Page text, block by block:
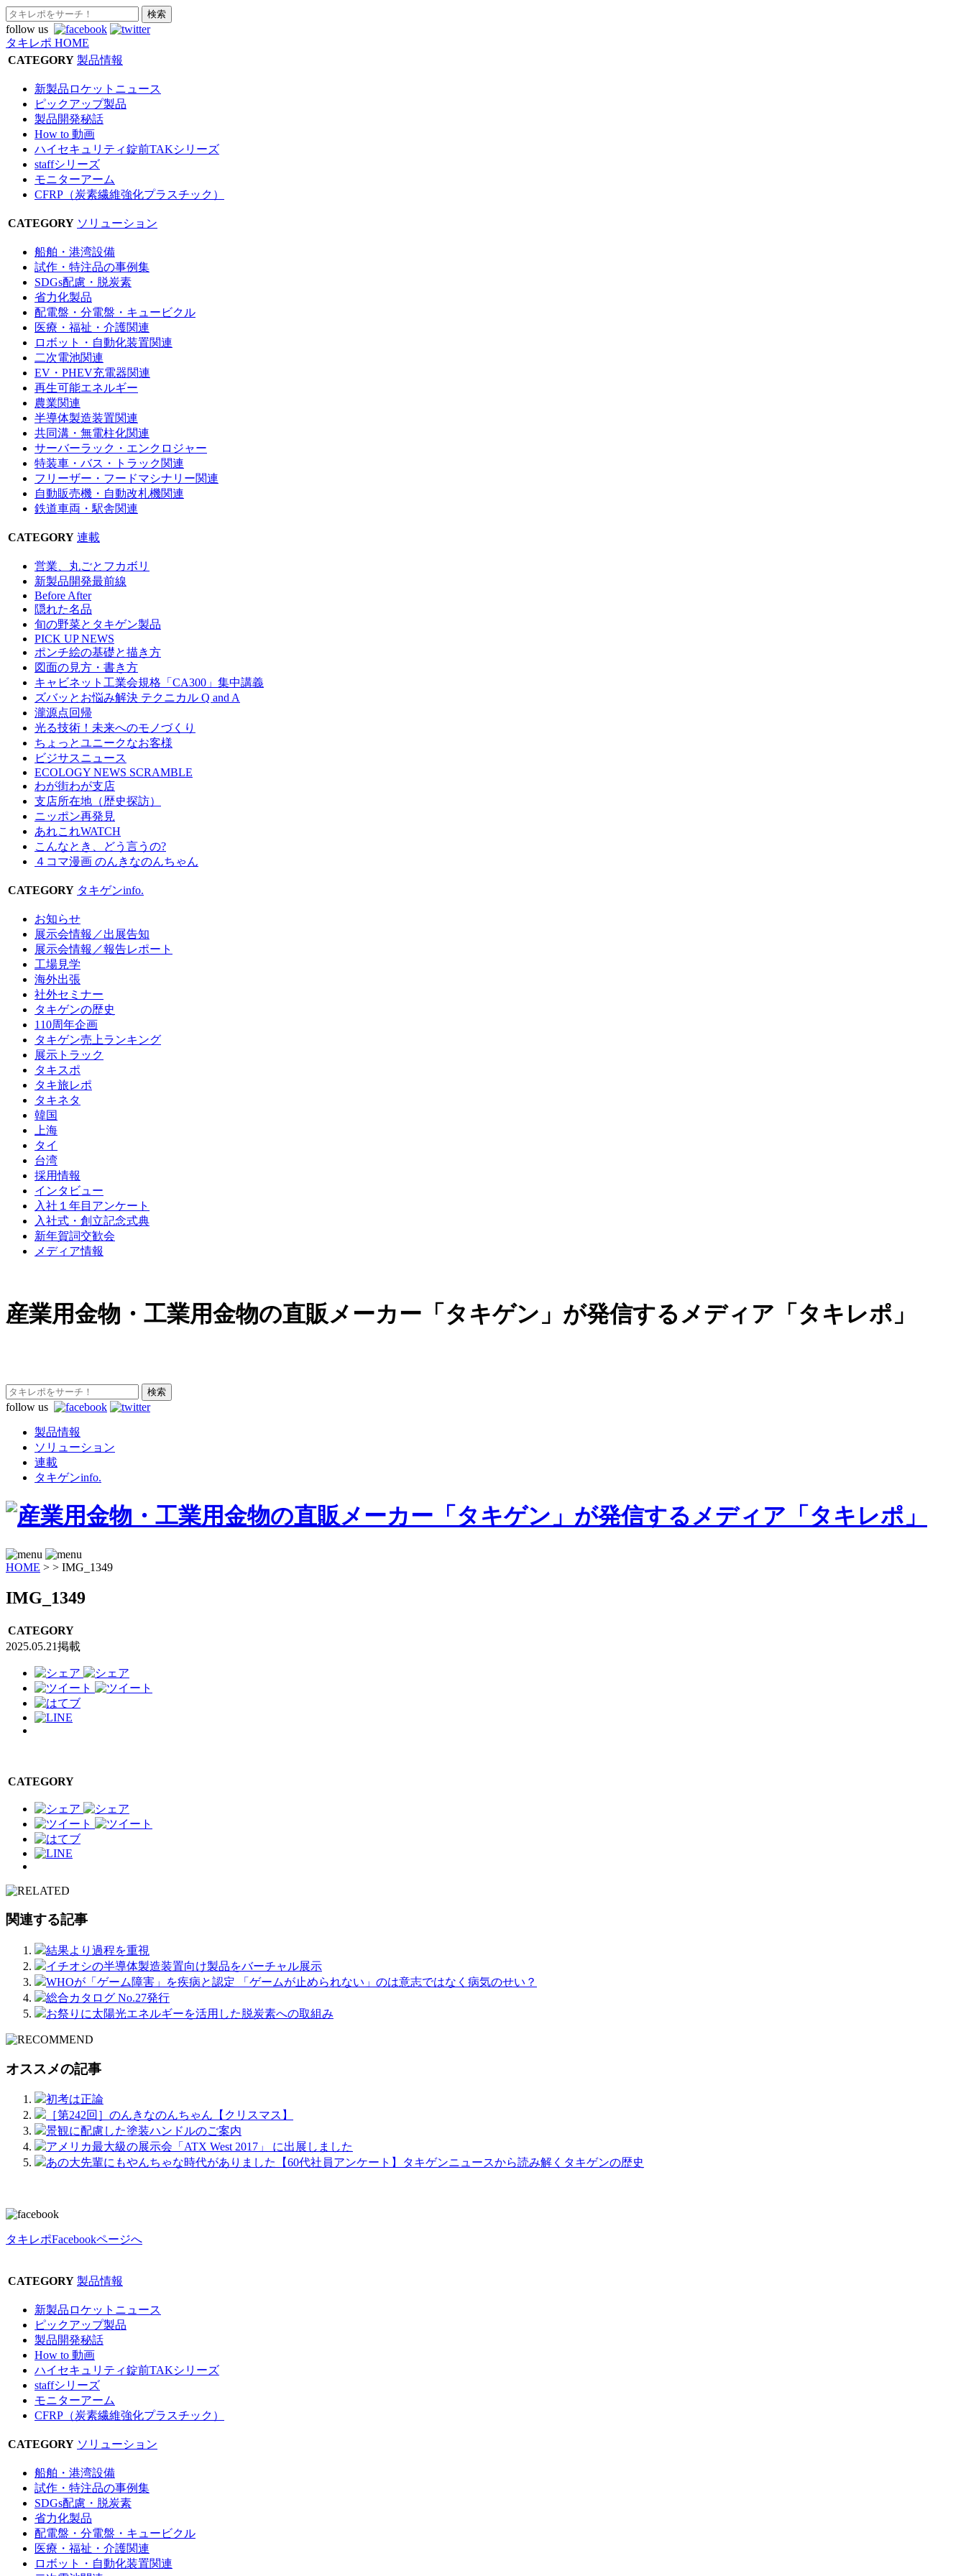
follow us
タキレポ HOME
CATEGORY 製品情報
新製品ロケットニュース
ピックアップ製品
製品開発秘話
How to 動画
ハイセキュリティ錠前TAKシリーズ
staffシリーズ
モニターアーム
CFRP（炭素繊維強化プラスチック）
CATEGORY ソリューション
船舶・港湾設備
試作・特注品の事例集
SDGs配慮・脱炭素
省力化製品
配電盤・分電盤・キュービクル
医療・福祉・介護関連
ロボット・自動化装置関連
二次電池関連
EV・PHEV充電器関連
再生可能エネルギー
農業関連
半導体製造装置関連
共同溝・無電柱化関連
サーバーラック・エンクロジャー
特装車・バス・トラック関連
フリーザー・フードマシナリー関連
自動販売機・自動改札機関連
鉄道車両・駅舎関連
CATEGORY 連載
営業、丸ごとフカボリ
新製品開発最前線
Before After
隠れた名品
旬の野菜とタキゲン製品
PICK UP NEWS
ポンチ絵の基礎と描き方
図面の見方・書き方
キャビネット工業会規格「CA300」集中講義
ズバッとお悩み解決 テクニカル Q and A
瀧源点回帰
光る技術！未来へのモノづくり
ちょっとユニークなお客様
ビジサスニュース
ECOLOGY NEWS SCRAMBLE
わが街わが支店
支店所在地（歴史探訪）
ニッポン再発見
あれこれWATCH
こんなとき、どう言うの?
４コマ漫画 のんきなのんちゃん
CATEGORY タキゲンinfo.
お知らせ
展示会情報／出展告知
展示会情報／報告レポート
工場見学
海外出張
社外セミナー
タキゲンの歴史
110周年企画
タキゲン売上ランキング
展示トラック
タキスポ
タキ旅レポ
タキネタ
韓国
上海
タイ
台湾
採用情報
インタビュー
入社１年目アンケート
入社式・創立記念式典
新年賀詞交歓会
メディア情報
産業用金物・工業用金物の直販メーカー「タキゲン」が発信するメディア「タキレポ」
follow us
製品情報
ソリューション
連載
タキゲンinfo.
HOME > > IMG_1349
IMG_1349
CATEGORY
2025.05.21掲載
CATEGORY
関連する記事
結果より過程を重視
イチオシの半導体製造装置向け製品をバーチャル展示
WHOが「ゲーム障害」を疾病と認定 「ゲームが止められない」のは意志ではなく病気のせい？
総合カタログ No.27発行
お祭りに太陽光エネルギーを活用した脱炭素への取組み
オススメの記事
初考は正論
［第242回］のんきなのんちゃん【クリスマス】
景観に配慮した塗装ハンドルのご案内
アメリカ最大級の展示会「ATX West 2017」 に出展しました
あの大先輩にもやんちゃな時代がありました【60代社員アンケート】タキゲンニュースから読み解くタキゲンの歴史
タキレポFacebookページへ
CATEGORY 製品情報
新製品ロケットニュース
ピックアップ製品
製品開発秘話
How to 動画
ハイセキュリティ錠前TAKシリーズ
staffシリーズ
モニターアーム
CFRP（炭素繊維強化プラスチック）
CATEGORY ソリューション
船舶・港湾設備
試作・特注品の事例集
SDGs配慮・脱炭素
省力化製品
配電盤・分電盤・キュービクル
医療・福祉・介護関連
ロボット・自動化装置関連